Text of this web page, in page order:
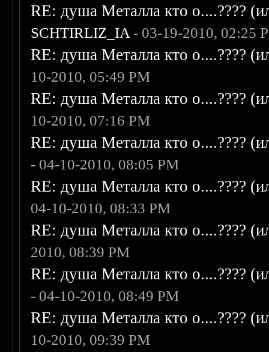
RE: душа Металла кто о....????
SCHTIRLIZ_IA - 03-19-2010, 02:25
RE: душа Металла кто о....????
10-2010, 05:49 PM
RE: душа Металла кто о....????
10-2010, 07:16 PM
RE: душа Металла кто о....????
- 04-10-2010, 08:05 PM
RE: душа Металла кто о....????
04-10-2010, 08:33 PM
RE: душа Металла кто о....????
2010, 08:39 PM
RE: душа Металла кто о....????
- 04-10-2010, 08:49 PM
RE: душа Металла кто о....????
10-2010, 09:39 PM